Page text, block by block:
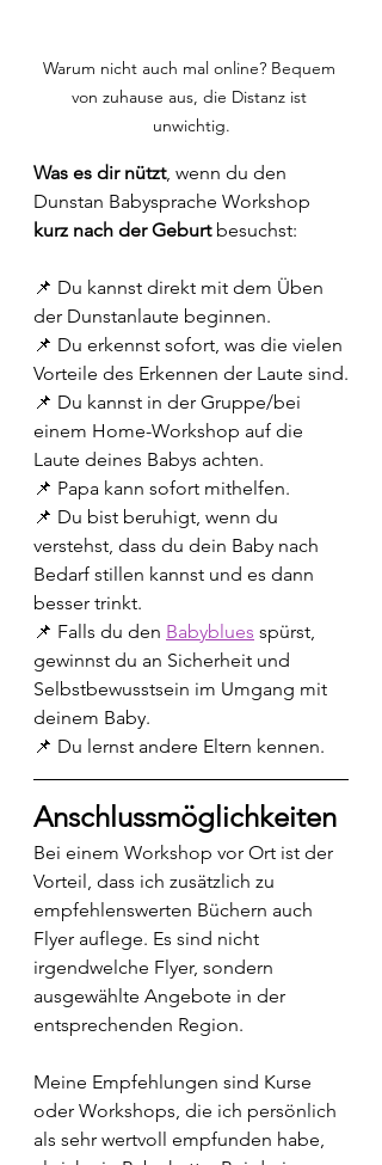
Warum nicht auch mal online? Bequem
von zuhause aus, die Distanz ist
unwichtig.
Was es dir nützt, wenn du den
Dunstan Babysprache Workshop
kurz nach der Geburt besuchst:
📌 Du kannst direkt mit dem Üben
der Dunstanlaute beginnen.
📌 Du erkennst sofort, was die vielen
Vorteile des Erkennen der Laute sind.
📌 Du kannst in der Gruppe/bei
einem Home-Workshop auf die
Laute deines Babys achten.
📌 Papa kann sofort mithelfen.
📌 Du bist beruhigt, wenn du
verstehst, dass du dein Baby nach
Bedarf stillen kannst und es dann
besser trinkt.
📌 Falls du den Babyblues spürst,
gewinnst du an Sicherheit und
Selbstbewusstsein im Umgang mit
deinem Baby.
📌 Du lernst andere Eltern kennen.
Anschlussmöglichkeiten
Bei einem Workshop vor Ort ist der
Vorteil, dass ich zusätzlich zu
empfehlenswerten Büchern auch
Flyer auflege. Es sind nicht
irgendwelche Flyer, sondern
ausgewählte Angebote in der
entsprechenden Region.
Meine Empfehlungen sind Kurse
oder Workshops, die ich persönlich
als sehr wertvoll empfunden habe,